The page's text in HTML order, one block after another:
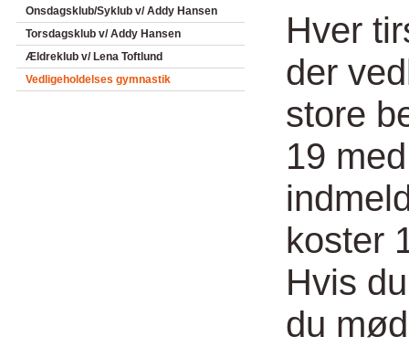
Onsdagsklub/Syklub v/ Addy Hansen
Torsdagsklub v/ Addy Hansen
Ældreklub v/ Lena Toftlund
Vedligeholdelses gymnastik
Hver
der
store
19
koster
Hvis
du